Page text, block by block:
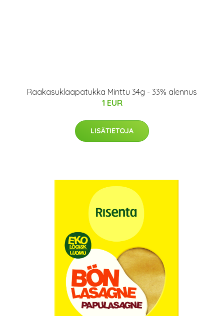
Raakasuklaapatukka Minttu 34g - 33% alennus
1 EUR
LISÄTIETOJA